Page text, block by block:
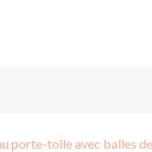
porte-toile avec balles